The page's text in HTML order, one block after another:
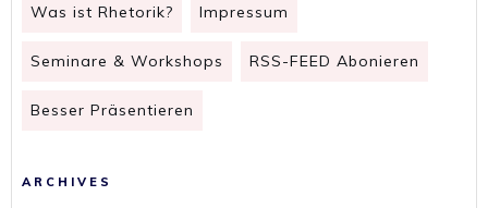
Was ist Rhetorik? Impressum
Seminare & Workshops RSS-FEED Abonieren
Besser Präsentieren
ARCHIVES